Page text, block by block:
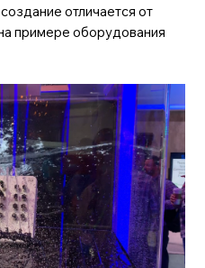
отличается от
примере оборудования